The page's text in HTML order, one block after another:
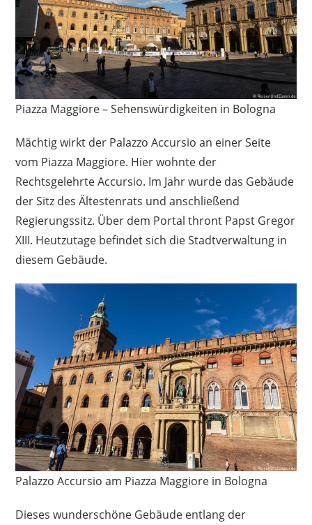
Piazza Maggiore – Sehenswürdigkeiten in Bologna
Mächtig wirkt der Palazzo Accursio an einer Seite
vom Piazza Maggiore. Hier wohnte der
Rechtsgelehrte Accursio. Im Jahr wurde das Gebäude
der Sitz des Ältestenrats und anschließend
Regierungssitz. Über dem Portal thront Papst Gregor
XIII. Heutzutage befindet sich die Stadtverwaltung in
diesem Gebäude.
Palazzo Accursio am Piazza Maggiore in Bologna
Dieses wunderschöne Gebäude entlang der